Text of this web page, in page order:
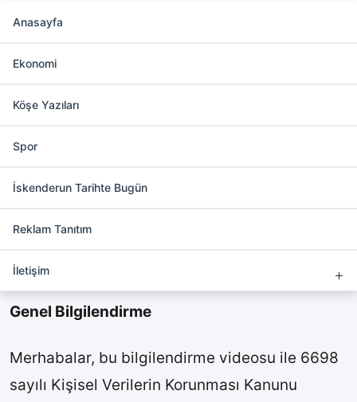
Anasayfa
Ekonomi
Köşe Yazıları
Spor
İskenderun Tarihte Bugün
Reklam Tanıtım
İletişim
Reklam Yönetimi eklentisini etkinleştirip bu
Av Ecem Doğru yazdı ve
anlattı:Kişisel Verilerin
Korunması Uyum Projesi
Av Ecem Doğru
Genel Bilgilendirme
Merhabalar, bu bilgilendirme videosu ile 6698
sayılı Kişisel Verilerin Korunması Kanunu